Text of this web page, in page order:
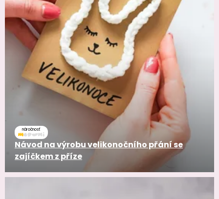
náročnosť
Návod na výrobu velikonočního přání se
zajíčkem z příze